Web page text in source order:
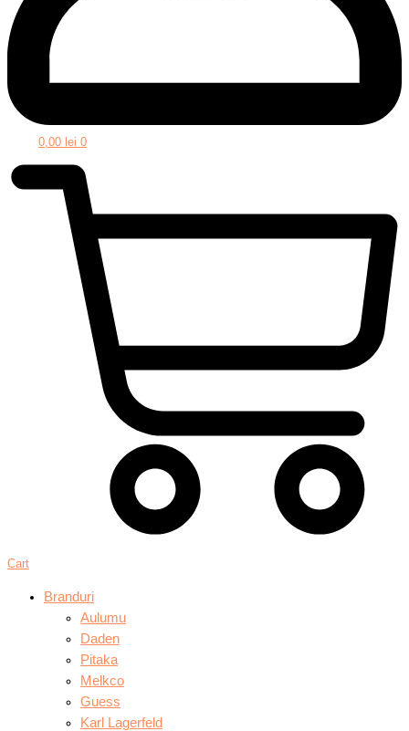
0,00 lei 0
Cart
Branduri
Aulumu
Daden
Pitaka
Melkco
Guess
Karl Lagerfeld